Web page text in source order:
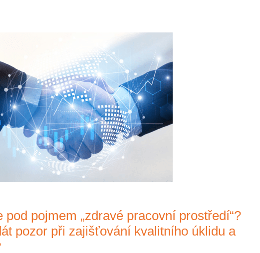
pod pojmem „zdravé pracovní prostředí“?
pozor při zajišťování kvalitního úklidu a